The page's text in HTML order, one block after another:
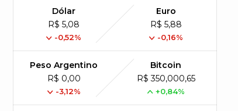
Dólar
R$ 5,08
-0,52%
Euro
R$ 5,88
-0,16%
Peso Argentino
R$ 0,00
-3,12%
Bitcoin
R$ 350,000,65
+0,84%